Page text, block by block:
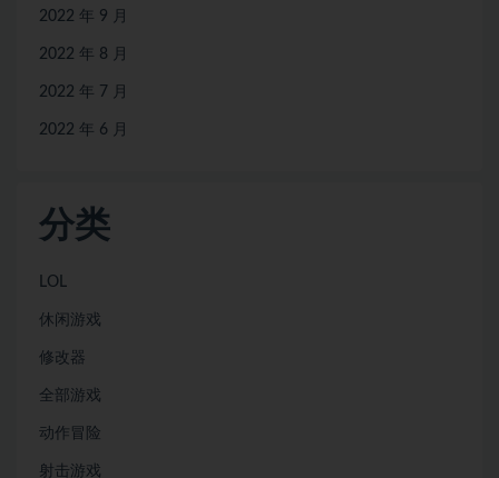
2022 年 9 月
2022 年 8 月
2022 年 7 月
2022 年 6 月
分类
LOL
休闲游戏
修改器
全部游戏
动作冒险
射击游戏